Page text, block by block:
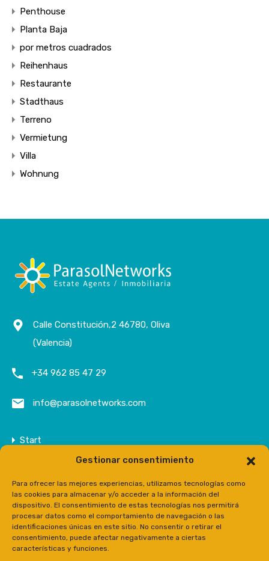
Gestionar consentimiento
Para ofrecer las mejores experiencias, utilizamos tecnologías como
las cookies para almacenar y/o acceder a la información del
dispositivo. El consentimiento de estas tecnologías nos permitirá
procesar datos como el comportamiento de navegación o las
identificaciones únicas en este sitio. No consentir o retirar el
consentimiento, puede afectar negativamente a ciertas
características y funciones.
Penthouse
Planta Baja
por metros cuadrados
Reihenhaus
Restaurante
Stadthaus
Terreno
Vermietung
Villa
Wohnung
Calle Constitución,2 46780, Oliva
(Valencia)
+34 962 85 47 29
info@parasolnetworks.com
Start
Unternehmen
Anwesen
Kontakt
Prensa